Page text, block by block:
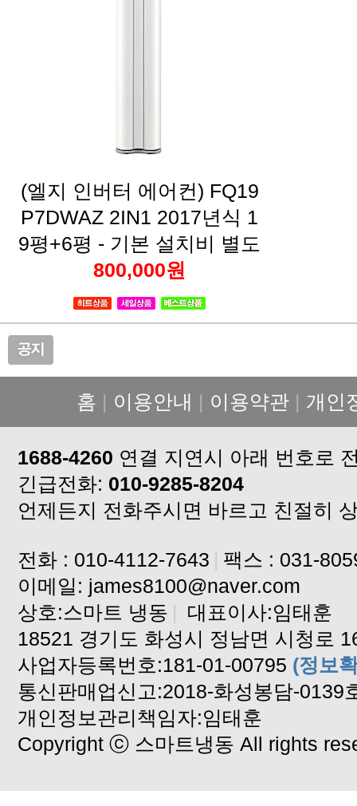
9평+6평 - 기본 설치비 별도
800,000원
홈 | 이용안내 | 이용약관 | 개인
1688-4260 연결 지연시 아래 번호로
긴급전화: 010-9285-8204
언제든지 전화주시면 바르고 친절히
전화 : 010-4112-7643 | 팩스 : 031-
이메일: james8100@naver.com
상호:스마트 냉동 | 대표이사:임태훈
18521 경기도 화성시 정남면 시청로
사업자등록번호:181-01-00795 (정보
통신판매업신고:2018-화성봉담-0139
개인정보관리책임자:임태훈
Copyright ⓒ 스마트냉동 All rights